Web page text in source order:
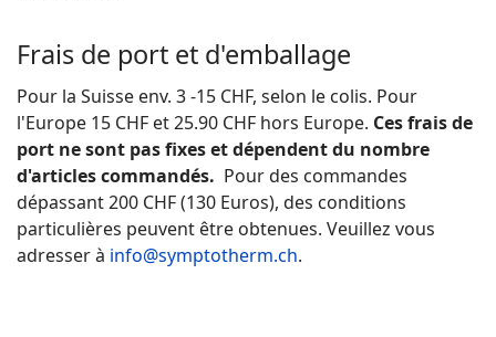
Frais de port et d'emballage
Pour la Suisse env. 3 -15 CHF, selon le colis. Pour
l'Europe 15 CHF et 25.90 CHF hors Europe. Ces frais de
port ne sont pas fixes et dépendent du nombre
d'articles commandés. Pour des commandes
dépassant 200 CHF (130 Euros), des conditions
particulières peuvent être obtenues. Veuillez vous
adresser à info@symptotherm.ch.